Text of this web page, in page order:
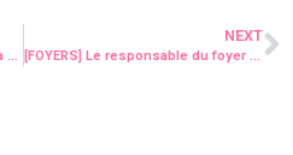
[CAP’ACITE] Toute l’info en Facile à Lire et à Comprendre !
NEXT
[FOYERS] Le responsable du foyer Avel Vor témoigne